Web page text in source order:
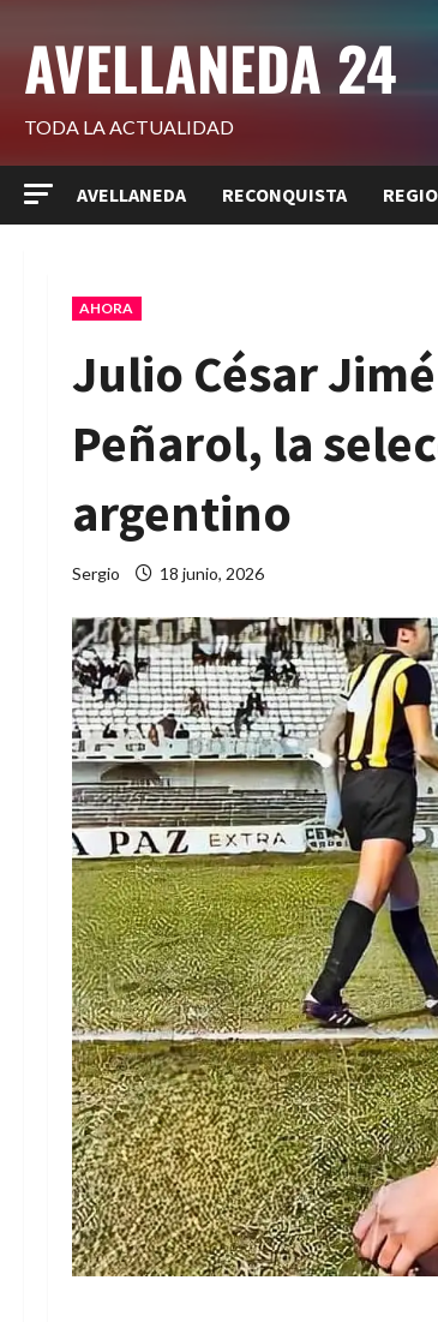
contenido
AVELLANEDA 24
TODA LA ACTUALIDAD
AVELLANEDA RECONQUISTA
AHORA
Julio César
Peñarol, la
argentino
Sergio 18 junio, 2026